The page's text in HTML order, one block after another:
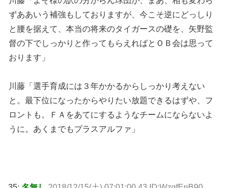
ずああいう補強もしておりますが、今こそ逆にどっしり
と腰を据えて、本当の将来のタイガースの礎を、矢野監
督の下でしっかりと作ってもらえればとＯＢ会は思って
おります」
川藤「選手育成には３年かかるからしっかり考えない
と。最下位になったからやりたい放題できるはずや、フ
ロントも。ＦＡをあてにするようなチームにならないよ
うに。あくまでもプラスアルファ」